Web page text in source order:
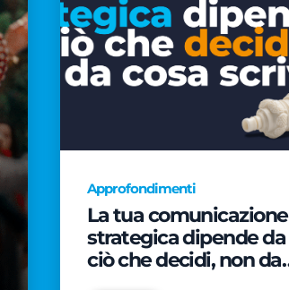
Approfondimenti
La tua comunicazione
strategica dipende da
ciò che decidi, non da